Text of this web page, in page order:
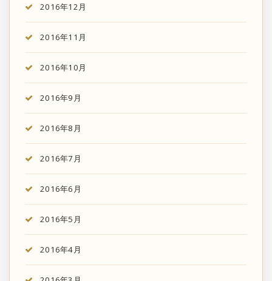
2016年12月
2016年11月
2016年10月
2016年9月
2016年8月
2016年7月
2016年6月
2016年5月
2016年4月